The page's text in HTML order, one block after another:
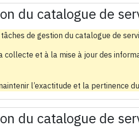
du catalogue de
de gestion du catalogue de
collecte et à la mise à jour des
l’exactitude et la pertinence
du catalogue de